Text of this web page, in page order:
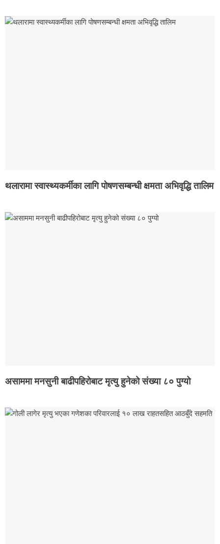
थलारामा स्वास्थ्यकर्मीका लागि पोषणसम्बन्धी क्षमता अभिवृद्धि तालिम
असाममा मनसुनी बाढीपहिरोबाट मृत्यु हुनेको संख्या ८० पुग्यो